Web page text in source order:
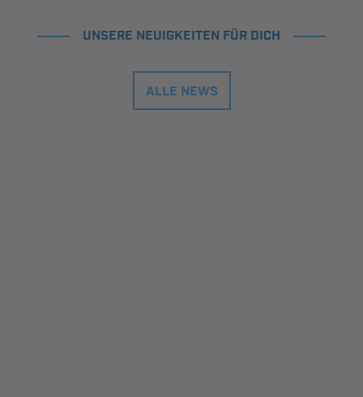
UNSERE NEUIGKEITEN FÜR DICH
ALLE NEWS